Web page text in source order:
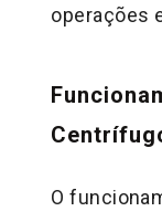
operações
O